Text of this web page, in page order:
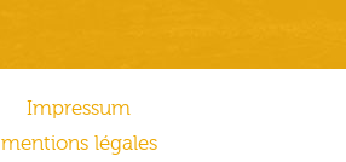
Impressum
mentions légales